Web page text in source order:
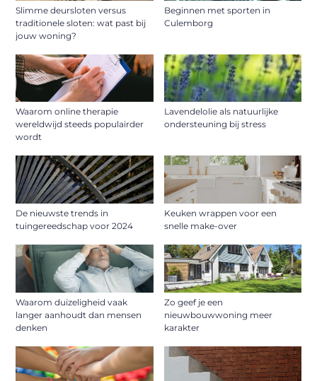
Slimme deursloten versus
traditionele sloten: wat past bij
jouw woning?
Beginnen met sporten in
Culemborg
Waarom online therapie
wereldwijd steeds populairder
wordt
Lavendelolie als natuurlijke
ondersteuning bij stress
De nieuwste trends in
tuingereedschap voor 2024
Keuken wrappen voor een
snelle make-over
Waarom duizeligheid vaak
langer aanhoudt dan mensen
denken
Zo geef je een
nieuwbouwwoning meer
karakter